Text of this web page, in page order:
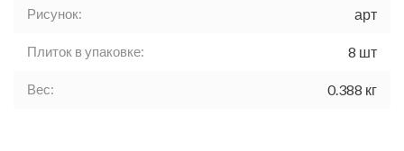
Рисунок: арт
Плиток в упаковке: 8 шт
Вес: 0.388 кг